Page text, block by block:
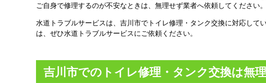
ご自身で修理するのが不安なときは、無理せず業者へ依頼してください。
水道トラブルサービスは、吉川市でトイレ修理・タンク交換に対応し
は、ぜひ水道トラブルサービスにご依頼ください。
吉川市でのトイレ修理・タンク交換は無